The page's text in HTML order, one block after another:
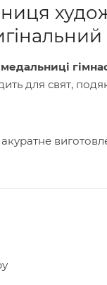
для свят,
акуратне